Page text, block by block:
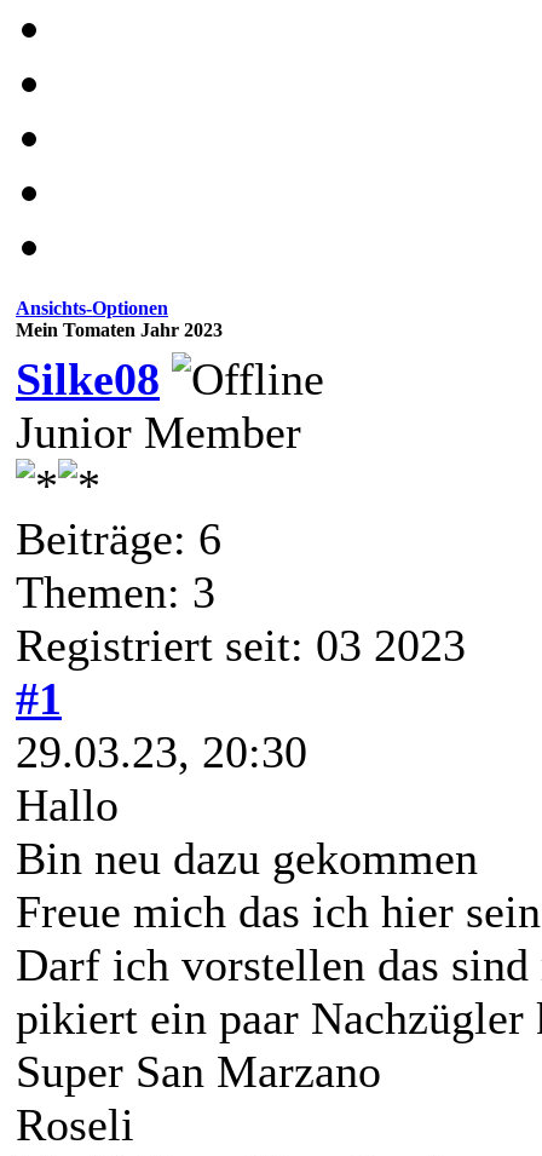
Ansichts-Optionen
Mein Tomaten Jahr 2023
Silke08
Junior Member
Beiträge: 6
Themen: 3
Registriert seit: 03 2023
#1
29.03.23, 20:30
Hallo
Bin neu dazu gekommen
Freue mich das ich hier
Darf ich vorstellen das
pikiert ein paar Nachzügler
Super San Marzano
Roseli